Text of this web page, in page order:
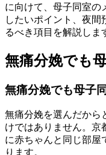
に向けて、母子同室の
したいポイント、夜間
るべき項目を解説しま
無痛分娩でも
無痛分娩でも母子
無痛分娩を選んだから
けではありません。京
に赤ちゃんと同じ部屋
ります。